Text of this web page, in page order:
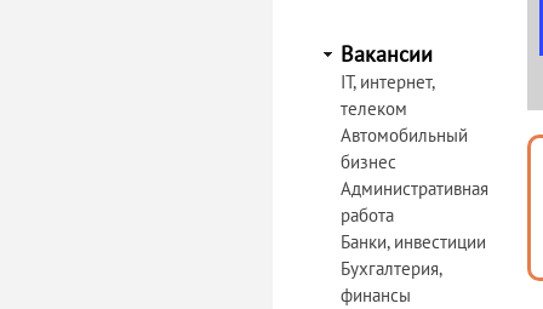
Вакансии
IT, интернет,
телеком
Автомобильный
бизнес
Административная
работа
Банки, инвестиции
Бухгалтерия,
финансы